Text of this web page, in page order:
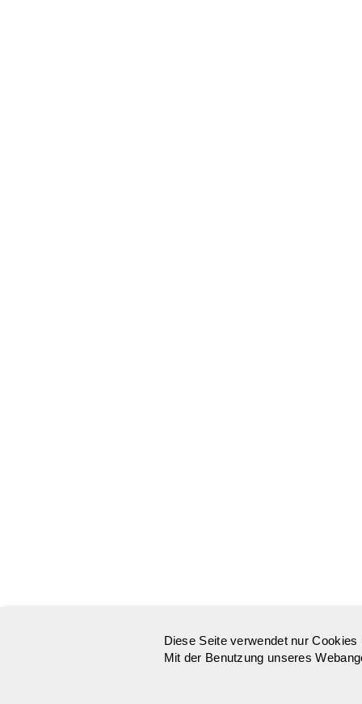
Diese Seite verwendet nur
Mit der Benutzung unseres